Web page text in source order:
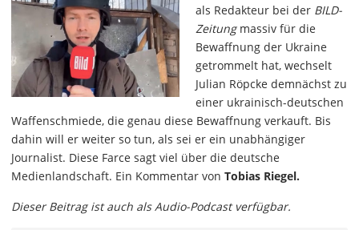
als Redakteur bei der BILD-
Zeitungmassiv für die
Bewaffnung der Ukraine
getrommelt hat, wechselt
Julian Röpcke demnächst zu
einer ukrainisch-deutschen
Waffenschmiede, die genau diese Bewaffnung verkauft. Bis
dahin will er weiter so tun, als sei er ein unabhängiger
Journalist. Diese Farce sagt viel über die deutsche
Medienlandschaft. Ein Kommentar von Tobias Riegel.
Dieser Beitrag ist auch als Audio-Podcast verfügbar.